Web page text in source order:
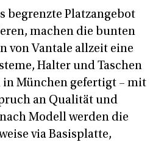
begrenzte Platzangebot
machen die bunten
von Vantale allzeit eine
Halter und Taschen
in München gefertigt – mit
an Qualität und
Modell werden die
via Basisplatte,